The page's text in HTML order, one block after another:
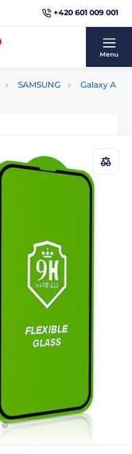
+420 601 009 001
Menu
SAMSUNG
Galaxy A